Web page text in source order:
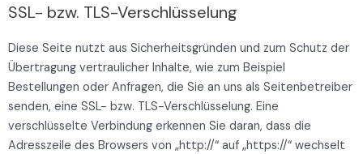
SSL- bzw. TLS-Verschlüsselung
Diese Seite nutzt aus Sicherheitsgründen und zum Schutz der
Übertragung vertraulicher Inhalte, wie zum Beispiel
Bestellungen oder Anfragen, die Sie an uns als Seitenbetreiber
senden, eine SSL- bzw. TLS-Verschlüsselung. Eine
verschlüsselte Verbindung erkennen Sie daran, dass die
Adresszeile des Browsers von „http://“ auf „https://“ wechselt